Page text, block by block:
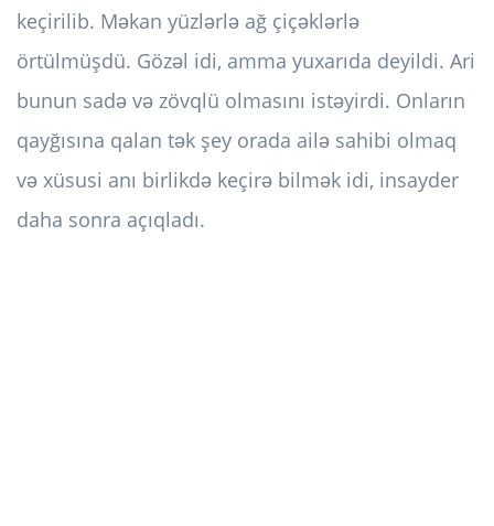
keçirilib. Məkan yüzlərlə ağ çiçəklərlə
örtülmüşdü. Gözəl idi, amma yuxarıda deyildi. Ari
bunun sadə və zövqlü olmasını istəyirdi. Onların
qayğısına qalan tək şey orada ailə sahibi olmaq
və xüsusi anı birlikdə keçirə bilmək idi, insayder
daha sonra açıqladı.